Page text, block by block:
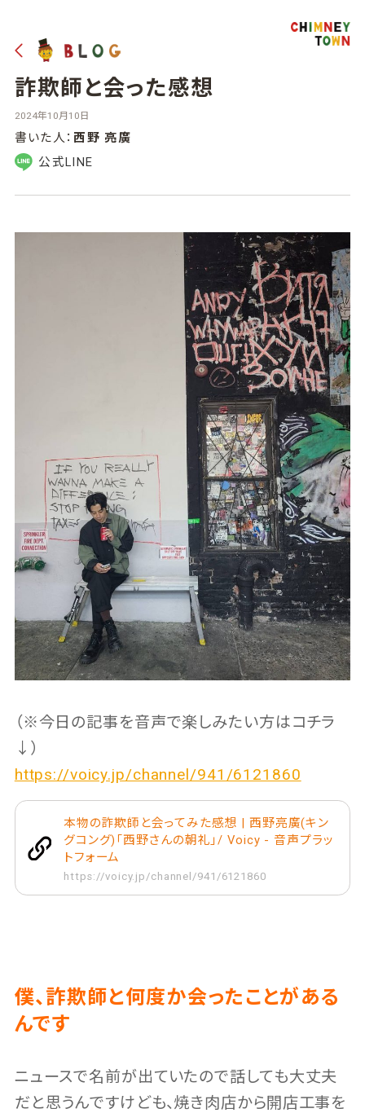
詐欺師と会った感想
2024年10月10日
書いた人： 西野 亮廣
公式LINE
（※今日の記事を音声で楽しみたい方はコチラ
↓）
https://voicy.jp/channel/941/6121860
本物の詐欺師と会ってみた感想 | 西野亮廣(キン
グコング)「西野さんの朝礼」/ Voicy - 音声プラッ
トフォーム
https://voicy.jp/channel/941/6121860
僕、詐欺師と何度か会ったことがある
んです
ニュースで名前が出ていたので話しても大丈夫
だと思うんですけども、焼き肉店から開店工事を